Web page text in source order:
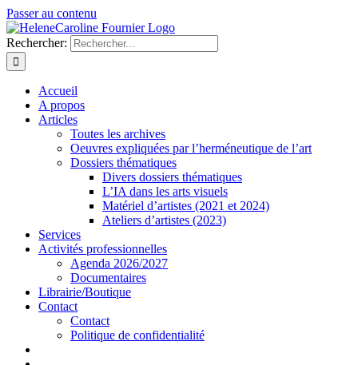
Passer au contenu
Rechercher:
Accueil
A propos
Articles
Toutes les archives
Oeuvres expliquées par l’herméneutique de l’art
Dossiers thématiques
Divers dossiers thématiques
L’IA dans les arts visuels
Matériel d’artistes (2021 et 2024)
Ateliers d’artistes (2023)
Services
Activités professionnelles
Agenda 2026/2027
Documentaires
Librairie/Boutique
Contact
Contact
Politique de confidentialité